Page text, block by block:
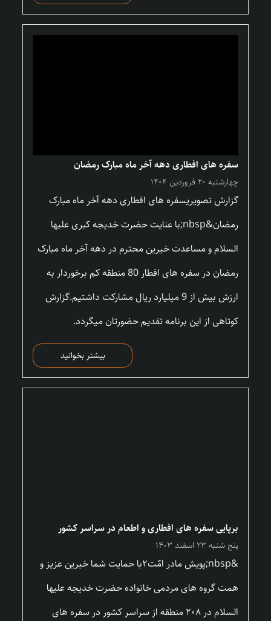
سفره های افطاری دهه آخر ماه مبارک رمضان
چهارشنبه ۲۰ فروردین ۱۴۰۴
گزارش تصویریسفره های افطاری دهه آخر ماه مبارک
رمضان&nbsp;با عنایت حضرت خدیجه کبری علیها
السلام و مساعدت خیرین محترم در دهه آخر ماه مبارک
رمضان در سفره های افطار 80 منطقه کم برخوردار به
ارزش بیش از 9 میلیارد ریال مشارکت داشتیم.گزارش
کوتاهی از این برنامه تقدیم حضورتان میگردد.
بیشتر بخوانید
برپایی سفره های افطاری و اطعام در سراسر کشور
پنج شنبه ۲۳ اسفند ۱۴۰۳
&nbsp;پویش مادر امّت۲با حمایت شما خیرین عزیز و
همت گروه های مردمی خانواده حضرت خدیجه علیها
السلام در ۲۰۸ منطقه از سراسر کشور در سفره های